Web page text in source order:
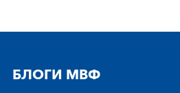
БЛОГИ МВФ